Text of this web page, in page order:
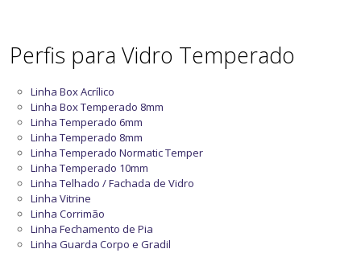
Perfis para Vidro Temperado
Linha Box Acrílico
Linha Box Temperado 8mm
Linha Temperado 6mm
Linha Temperado 8mm
Linha Temperado Normatic Temper
Linha Temperado 10mm
Linha Telhado / Fachada de Vidro
Linha Vitrine
Linha Corrimão
Linha Fechamento de Pia
Linha Guarda Corpo e Gradil